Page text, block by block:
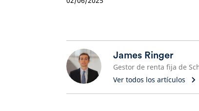
James Ringer
Gestor de renta fija de
Ver todos los artículos